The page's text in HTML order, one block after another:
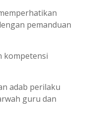
pemanduan
kompetensi
adab perilaku
guru dan